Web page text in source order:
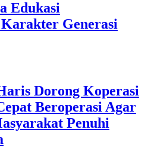
Edukasi
Generasi
Dorong Koperasi
Beroperasi Agar
Penuhi